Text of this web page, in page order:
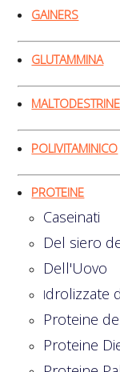
GAINERS
GLUTAMMINA
MALTODESTRINE
POLIVITAMINICO
PROTEINE
Caseinati
Del siero
Dell'Uovo
Idrolizzate
Proteine
Proteine